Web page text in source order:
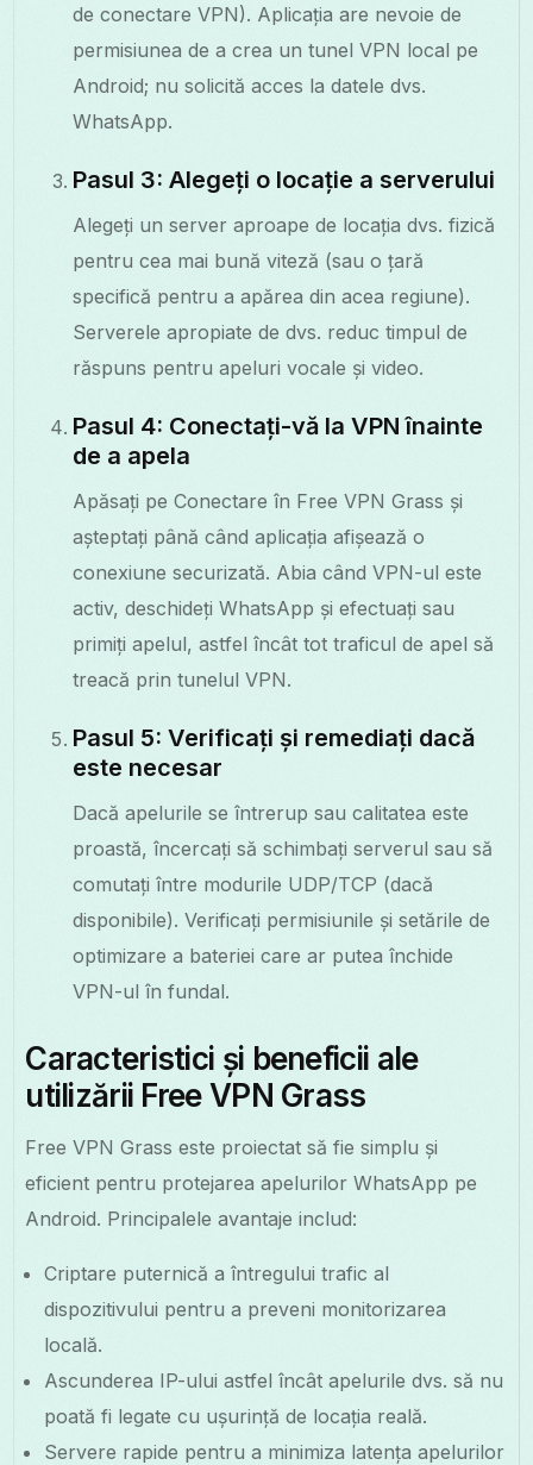
de conectare VPN). Aplicația are nevoie de
permisiunea de a crea un tunel VPN local pe
Android; nu solicită acces la datele dvs.
WhatsApp.
Pasul 3: Alegeți o locație a serverului
Alegeți un server aproape de locația dvs. fizică
pentru cea mai bună viteză (sau o țară
specifică pentru a apărea din acea regiune).
Serverele apropiate de dvs. reduc timpul de
răspuns pentru apeluri vocale și video.
Pasul 4: Conectați-vă la VPN înainte
de a apela
Apăsați pe Conectare în Free VPN Grass și
așteptați până când aplicația afișează o
conexiune securizată. Abia când VPN-ul este
activ, deschideți WhatsApp și efectuați sau
primiți apelul, astfel încât tot traficul de apel să
treacă prin tunelul VPN.
Pasul 5: Verificați și remediați dacă
este necesar
Dacă apelurile se întrerup sau calitatea este
proastă, încercați să schimbați serverul sau să
comutați între modurile UDP/TCP (dacă
disponibile). Verificați permisiunile și setările de
optimizare a bateriei care ar putea închide
VPN-ul în fundal.
Caracteristici și beneficii ale
utilizării Free VPN Grass
Free VPN Grass este proiectat să fie simplu și
eficient pentru protejarea apelurilor WhatsApp pe
Android. Principalele avantaje includ:
Criptare puternică a întregului trafic al
dispozitivului pentru a preveni monitorizarea
locală.
Ascunderea IP-ului astfel încât apelurile dvs. să nu
poată fi legate cu ușurință de locația reală.
Servere rapide pentru a minimiza latența apelurilor